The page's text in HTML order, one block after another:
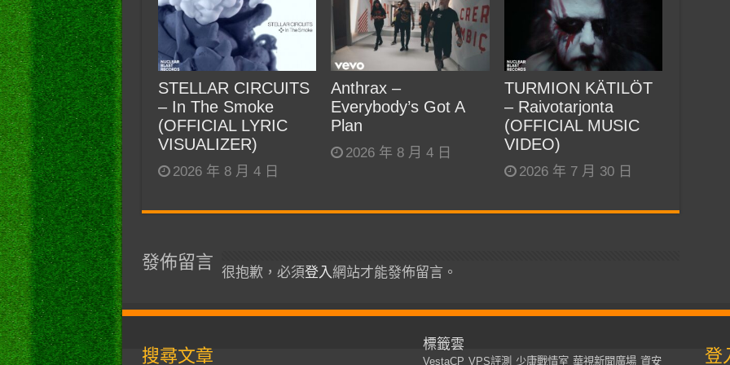
STELLAR CIRCUITS
– In The Smoke
(OFFICIAL LYRIC
VISUALIZER)
2026 年 8 月 4 日
Anthrax –
Everybody’s Got A
Plan
2026 年 8 月 4 日
TURMION KÄTILÖT
– Raivotarjonta
(OFFICIAL MUSIC
VIDEO)
2026 年 7 月 30 日
發佈留言
很抱歉，必須登入網站才能發佈留言。
搜尋文章
標籤雲
VestaCP VPS評測 少康戰情室 華視新聞廣場 資安 登